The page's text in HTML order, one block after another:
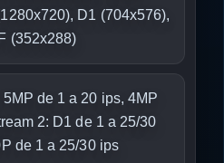
D1 (704x576),
(352x288)
5MP de 1 a 20 ips, 4MP
2: D1 de 1 a 25/30
de 1 a 25/30 ips